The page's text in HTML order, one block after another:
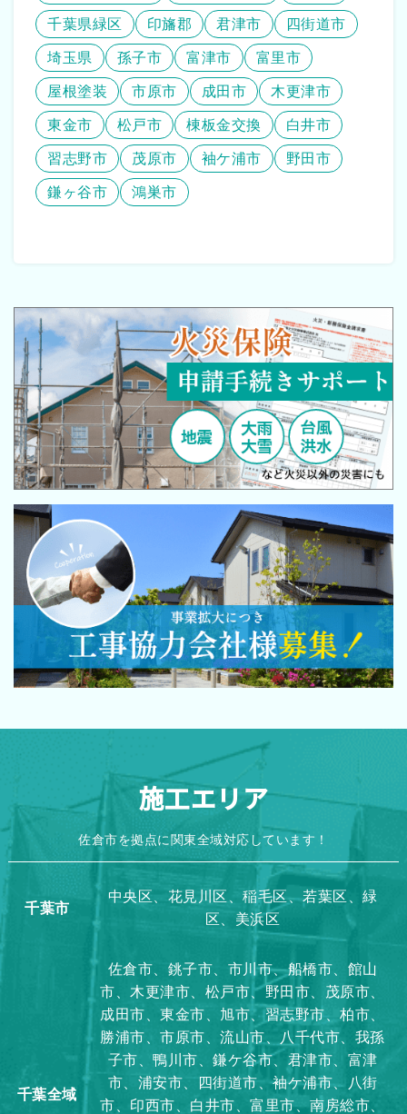
千葉県緑区 印旛郡 君津市 四街道市
埼玉県 孫子市 富津市 富里市
屋根塗装 市原市 成田市 木更津市
東金市 松戸市 棟板金交換 白井市
習志野市 茂原市 袖ケ浦市 野田市
鎌ヶ谷市 鴻巣市
施工エリア
佐倉市を拠点に関東全域対応しています！
千葉市
中央区、花見川区、稲毛区、若葉区、緑
区、美浜区
千葉全域
佐倉市、銚子市、市川市、船橋市、館山
市、木更津市、松戸市、野田市、茂原市、
成田市、東金市、旭市、習志野市、柏市、
勝浦市、市原市、流山市、八千代市、我孫
子市、鴨川市、鎌ケ谷市、君津市、富津
市、浦安市、四街道市、袖ケ浦市、八街
市、印西市、白井市、富里市、南房総市、